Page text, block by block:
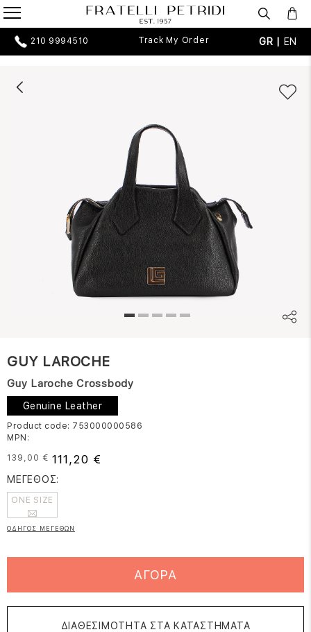
210 9994510 Track My Order GR | EN
GUY LAROCHE
Guy Laroche Crossbody
Genuine Leather
Product code: 753000000586
MPN:
139,00 € 111,20 €
ΜΕΓΕΘΟΣ:
ONE SIZE
ΟΔΗΓΟΣ ΜΕΓΕΘΩΝ
ΑΓΟΡΑ
ΔΙΑΘΕΣΙΜΟΤΗΤΑ ΣΤΑ ΚΑΤΑΣΤΗΜΑΤΑ